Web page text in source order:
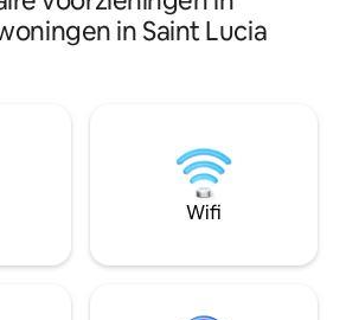
slechts een
Gasten kunnen
gratis
en
buiten voor extra
uitvalsbasis
wandelpaden
uitzicht op de
tropische
van Rodney Bay,
en
rustig maar toch
Omheind en
Saint Lucia wacht
in Saint Lucia
Wifi